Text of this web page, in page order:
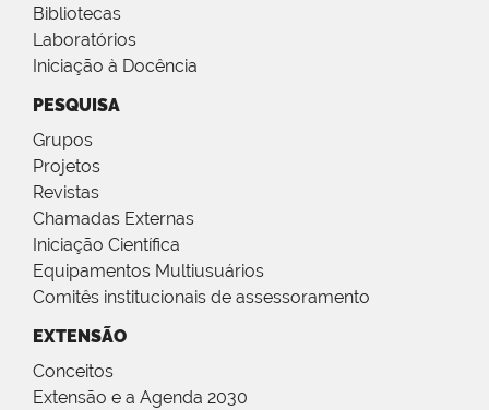
Bibliotecas
Laboratórios
Iniciação à Docência
PESQUISA
Grupos
Projetos
Revistas
Chamadas Externas
Iniciação Científica
Equipamentos Multiusuários
Comitês institucionais de assessoramento
EXTENSÃO
Conceitos
Extensão e a Agenda 2030